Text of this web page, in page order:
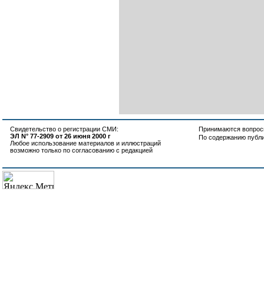
Свидетельство о регистрации СМИ:
ЭЛ N° 77-2909 от 26 июня 2000 г
Любое использование материалов и иллюстраций
возможно только по согласованию с редакцией
Принимаются
По содержанию